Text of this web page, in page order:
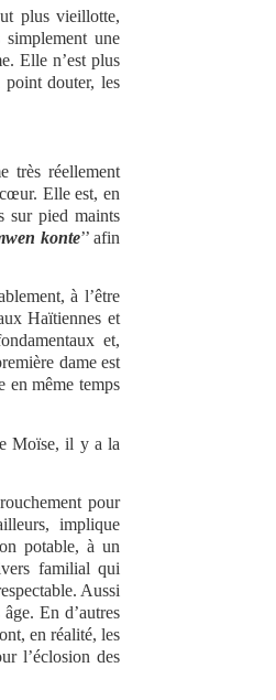
plus vieillotte,
une
Elle n’est plus
point douter, les
très réellement
Elle est, en
sur pied maints
konte’’ afin
à l’être
Haïtiennes et
et,
dame est
en même temps
Moïse, il y a la
pour
implique
potable, à un
familial qui
Aussi
En d’autres
en réalité, les
l’éclosion des